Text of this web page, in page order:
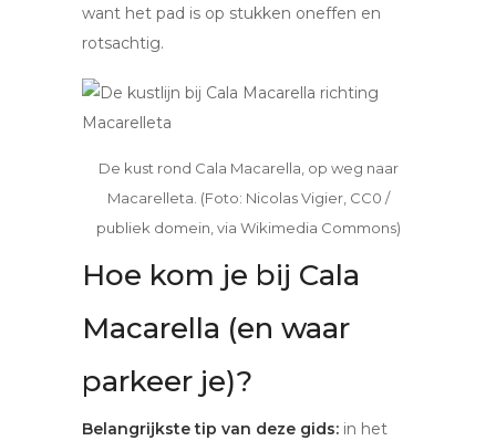
want het pad is op stukken oneffen en
rotsachtig.
De kust rond Cala Macarella, op weg naar
Macarelleta. (Foto: Nicolas Vigier, CC0 /
publiek domein, via Wikimedia Commons)
Hoe kom je bij Cala
Macarella (en waar
parkeer je)?
Belangrijkste tip van deze gids: in het